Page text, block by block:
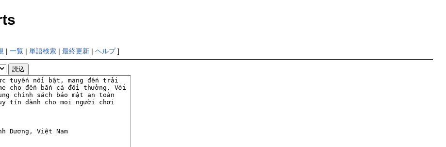
| 一覧| 単語検索| 最終更新| ヘルプ]